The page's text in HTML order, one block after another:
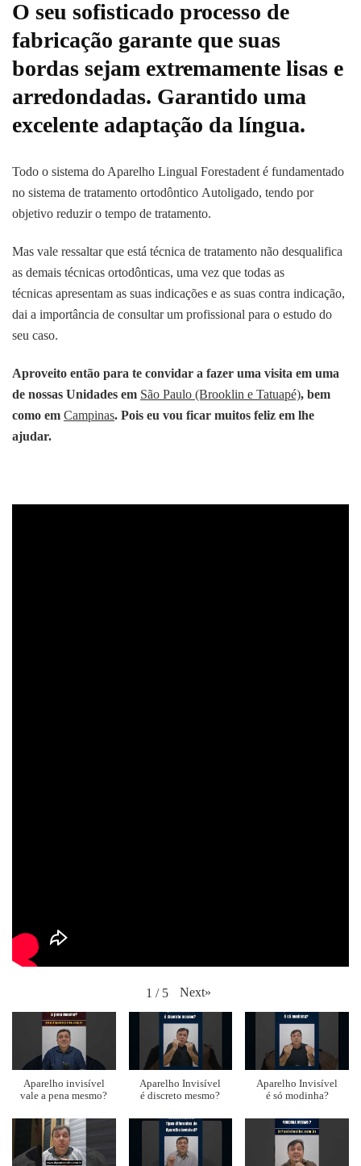
O seu sofisticado processo de
fabricação garante que suas
bordas sejam extremamente lisas e
arredondadas. Garantido uma
excelente adaptação da língua.
Todo o sistema do Aparelho Lingual Forestadent é fundamentado
no sistema de tratamento ortodôntico Autoligado, tendo por
objetivo reduzir o tempo de tratamento.
Mas vale ressaltar que está técnica de tratamento não desqualifica
as demais técnicas ortodônticas, uma vez que todas as
técnicas apresentam as suas indicações e as suas contra indicação,
dai a importância de consultar um profissional para o estudo do
seu caso.
Aproveito então para te convidar a fazer uma visita em uma
de nossas Unidades em São Paulo (Brooklin e Tatuapé), bem
como em Campinas. Pois eu vou ficar muitos feliz em lhe
ajudar.
1 / 5 Next»
Aparelho invisível
vale a pena mesmo?
Aparelho Invisível
é discreto mesmo?
Aparelho Invisível
é só modinha?